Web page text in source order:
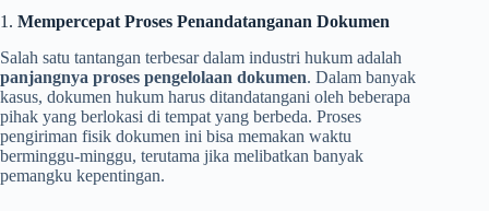
1. Mempercepat Proses Penandatanganan Dokumen
Salah satu tantangan terbesar dalam industri hukum adalah
panjangnya proses pengelolaan dokumen. Dalam banyak
kasus, dokumen hukum harus ditandatangani oleh beberapa
pihak yang berlokasi di tempat yang berbeda. Proses
pengiriman fisik dokumen ini bisa memakan waktu
berminggu-minggu, terutama jika melibatkan banyak
pemangku kepentingan.